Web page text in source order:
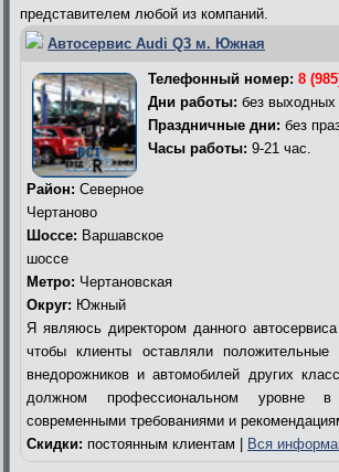
представителем любой из компаний.
Автосервис Audi Q3 м. Южная
Телефонный номер: 8
Дни работы: без выходных
Праздничные дни: без
Часы работы: 9-21 час.
Район: Северное
Чертаново
Шоссе: Варшавское
шоссе
Метро: Чертановская
Округ: Южный
Я являюсь директором данного
чтобы клиенты оставляли
внедорожников и автомобилей других
должном профессиональном уровне в
современными требованиями и
Скидки: постоянным клиентам | Вся